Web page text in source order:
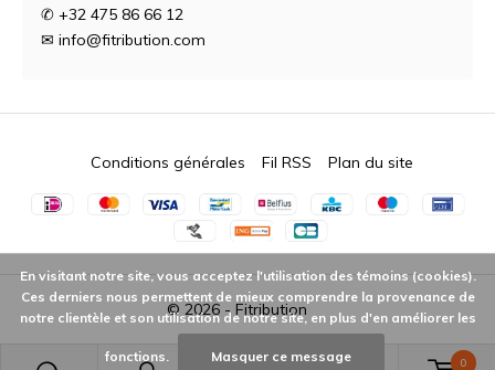
0
✆ +32 475 86 66 12
✉ info@fitribution.com
© 2026 - Fitribution
Conditions générales Fil RSS Plan du site
En visitant notre site, vous acceptez l'utilisation des témoins (cookies).
Ces derniers nous permettent de mieux comprendre la provenance de
notre clientèle et son utilisation de notre site, en plus d'en améliorer les
fonctions. Masquer ce message